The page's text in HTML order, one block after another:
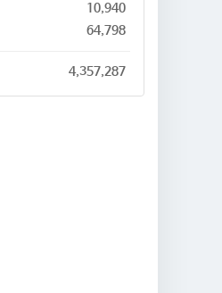
10,940
64,798
4,357,287